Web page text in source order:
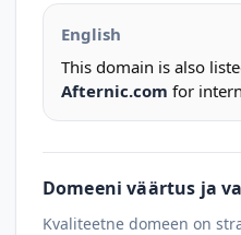
English
This domain is also
Afternic.com for
Domeeni väärtus ja
Kvaliteetne domeen on